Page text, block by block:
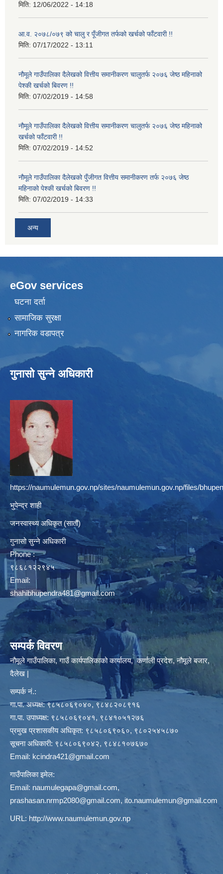
मिति: 12/06/2022 - 14:18
आ.व. २०७८/०७९ को चालु र पूँजीगत तर्फको खर्चको फाँटवारी !!
मिति: 07/17/2022 - 13:11
नौमूले गाउँपालिका दैलेखको वित्तीय समानीकरण चालुतर्फ २०७६ जेष्ठ महिनाको
पेश्की खर्चको बिवरण !!
मिति: 07/02/2019 - 14:58
नौमूले गाउँपालिका दैलेखको वित्तीय समानीकरण चालुतर्फ २०७६ जेष्ठ महिनाको
खर्चको फाँटवारी !!
मिति: 07/02/2019 - 14:52
नौमूले गाउँपालिका दैलेखको पुँजीगत वित्तीय समानीकरण तर्फ २०७६ जेष्ठ
महिनाको पेश्की खर्चको बिवरण !!
मिति: 07/02/2019 - 14:33
अन्य
eGov services
घटना दर्ता
सामाजिक सुरक्षा
नागरिक वडापत्र
गुनासो सुन्ने अधिकारी
https://naumulemun.gov.np/sites/naumulemun.gov.np/files/
भुपेन्द्र शाही
जनस्वास्थ्य अधिकृत (सातौं)
गुनासो सुन्ने अधिकारी
Phone :
९८६८१२२९४५
Email:
shahibhupendra481@gmail.com
सम्पर्क विवरण
नौमूले गाउँपालिका, गाउँ कार्यपालिकाको कार्यालय, कर्णाली प्रदेश, नौमूले बजार,
दैलेख |
सम्पर्क नं.:
गा.पा. अध्यक्ष: ९८५८०६९०४०, ९८४८२०८९१६
गा.पा. उपाध्यक्ष: ९८५८०६९०४१, ९८४१०५१२७६
प्रमुख प्रशासकीय अधिकृत: ९८५८०६९०६०, ९८०२५४५८७०
सूचना अधिकारी: ९८५८०६९०४२, ९८४८१०७६७०
Email: kcindra421@gmail.com
गाउँपालिका इमेल:
Email: naumulegapa@gmail.com,
prashasan.nrmp2080@gmail.com, ito.naumulemun@gmail.com
URL: http://www.naumulemun.gov.np